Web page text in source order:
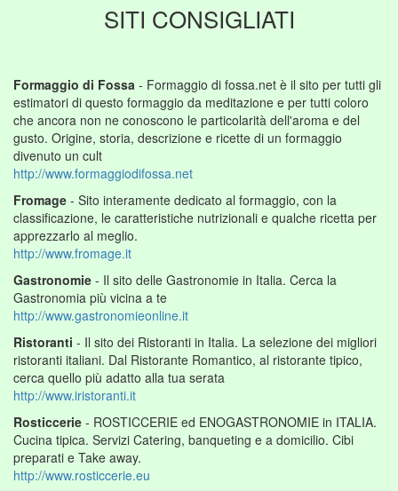
SITI CONSIGLIATI
Formaggio di Fossa - Formaggio di fossa.net è il sito per tutti gli
estimatori di questo formaggio da meditazione e per tutti coloro
che ancora non ne conoscono le particolarità dell'aroma e del
gusto. Origine, storia, descrizione e ricette di un formaggio
divenuto un cult
http://www.formaggiodifossa.net
Fromage - Sito interamente dedicato al formaggio, con la
classificazione, le caratteristiche nutrizionali e qualche ricetta per
apprezzarlo al meglio.
http://www.fromage.it
Gastronomie - Il sito delle Gastronomie in Italia. Cerca la
Gastronomia più vicina a te
http://www.gastronomieonline.it
Ristoranti - Il sito dei Ristoranti in Italia. La selezione dei migliori
ristoranti italiani. Dal Ristorante Romantico, al ristorante tipico,
cerca quello più adatto alla tua serata
http://www.iristoranti.it
Rosticcerie - ROSTICCERIE ed ENOGASTRONOMIE in ITALIA.
Cucina tipica. Servizi Catering, banqueting e a domicilio. Cibi
preparati e Take away.
http://www.rosticcerie.eu